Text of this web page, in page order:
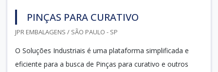
PINÇAS PARA CURATIVO
JPR EMBALAGENS / SÃO PAULO - SP
O Soluções Industriais é uma plataforma simplificada e
eficiente para a busca de Pinças para curativo e outros